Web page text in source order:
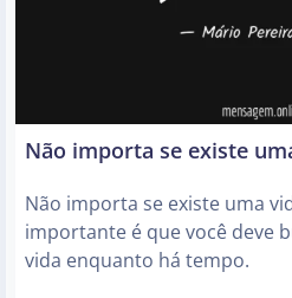
Não importa se existe
Não importa se existe uma
importante é que você deve
vida enquanto há tempo.